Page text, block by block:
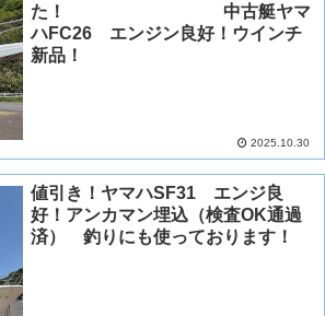
た！ 中古艇ヤマ
ハFC26 エンジン良好！ウインチ
新品！
2025.10.30
値引き！ヤマハSF31 エンジ良
好！アンカマン埋込（検査OK通過
済） 釣りにも使っております！